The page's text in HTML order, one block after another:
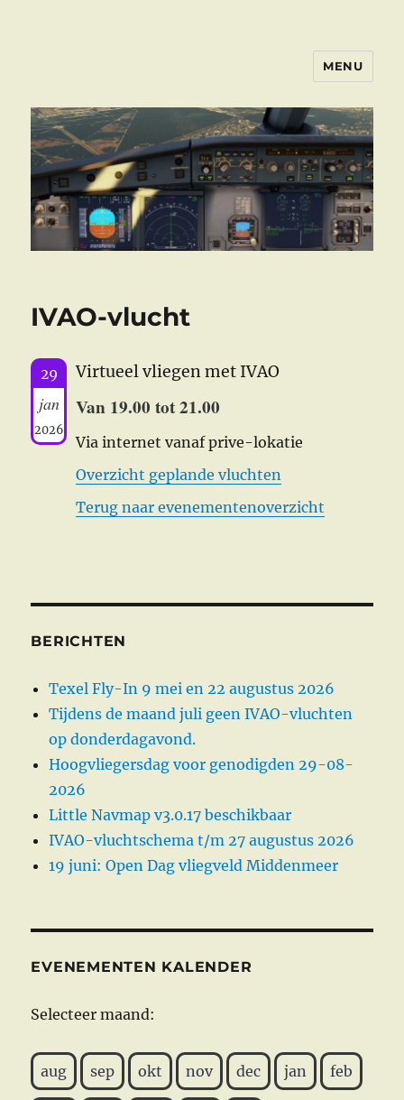
MENU
IVAO-vlucht
29
jan
2026
Virtueel vliegen met IVAO
Van 19.00 tot 21.00
Via internet vanaf prive-lokatie
Overzicht geplande vluchten
Terug naar evenementenoverzicht
BERICHTEN
Texel Fly-In 9 mei en 22 augustus 2026
Tijdens de maand juli geen IVAO-vluchten
op donderdagavond.
Hoogvliegersdag voor genodigden 29-08-
2026
Little Navmap v3.0.17 beschikbaar
IVAO-vluchtschema t/m 27 augustus 2026
19 juni: Open Dag vliegveld Middenmeer
EVENEMENTEN KALENDER
Selecteer maand:
aug sep okt nov dec jan feb